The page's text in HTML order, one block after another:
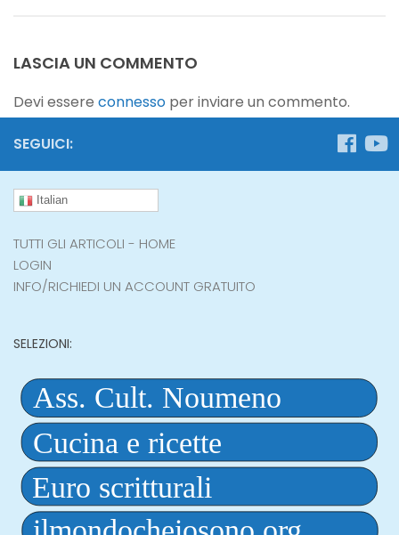
LASCIA UN COMMENTO
Devi essere connesso per inviare un commento.
SEGUICI:
Italian
TUTTI GLI ARTICOLI - HOME
LOGIN
INFO/RICHIEDI UN ACCOUNT GRATUITO
SELEZIONI: